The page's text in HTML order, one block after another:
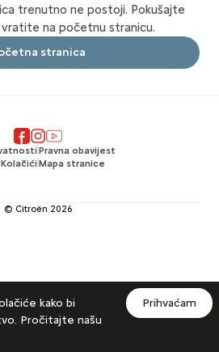
trenutno ne postoji. Pokušajte
vratite na početnu stranicu.
stranica
Pravna obavijest
KolačićiMapa stranice
© Citroën 2026
kako bi
Pročitajte našu
Prihvaćam